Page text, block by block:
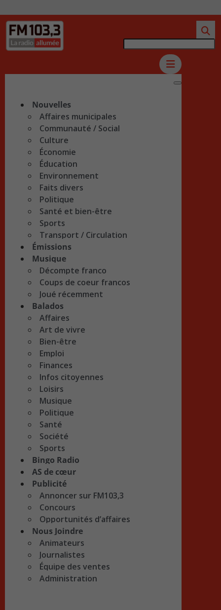
Nouvelles
Affaires municipales
Communauté / Social
Culture
Économie
Éducation
Environnement
Faits divers
Politique
Santé et bien-être
Sports
Transport / Circulation
Émissions
Musique
Décompte franco
Coups de coeur francos
Joué récemment
Balados
Affaires
Art de vivre
Bien-être
Emploi
Finances
Infos citoyennes
Loisirs
Musique
Politique
Santé
Société
Sports
Bingo Radio
AS de cœur
Publicité
Annoncer sur FM103,3
Concours
Opportunités d’affaires
Nous Joindre
Animateurs
Journalistes
Équipe des ventes
Administration